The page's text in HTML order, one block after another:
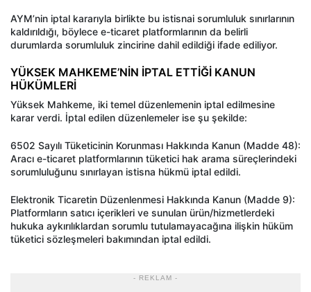
AYM’nin iptal kararıyla birlikte bu istisnai sorumluluk sınırlarının
kaldırıldığı, böylece e-ticaret platformlarının da belirli
durumlarda sorumluluk zincirine dahil edildiği ifade ediliyor.
YÜKSEK MAHKEME’NİN İPTAL ETTİĞİ KANUN
HÜKÜMLERİ
Yüksek Mahkeme, iki temel düzenlemenin iptal edilmesine
karar verdi. İptal edilen düzenlemeler ise şu şekilde:
6502 Sayılı Tüketicinin Korunması Hakkında Kanun (Madde 48):
Aracı e-ticaret platformlarının tüketici hak arama süreçlerindeki
sorumluluğunu sınırlayan istisna hükmü iptal edildi.
Elektronik Ticaretin Düzenlenmesi Hakkında Kanun (Madde 9):
Platformların satıcı içerikleri ve sunulan ürün/hizmetlerdeki
hukuka aykırılıklardan sorumlu tutulamayacağına ilişkin hüküm
tüketici sözleşmeleri bakımından iptal edildi.
- REKLAM -